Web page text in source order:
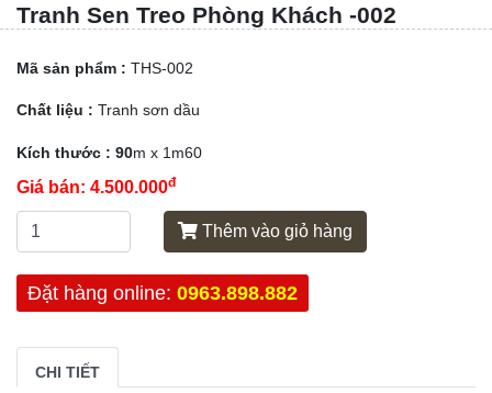
Tranh Sen Treo Phòng Khách -002
Mã sản phẩm : THS-002
Chất liệu : Tranh sơn dầu
Kích thước : 90m x 1m60
Giá bán: 4.500.000đ
Thêm vào giỏ hàng
Đặt hàng online: 0963.898.882
CHI TIẾT